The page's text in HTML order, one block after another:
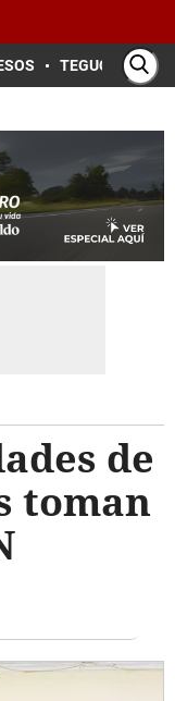
TEGUCIGALPA
de
toman